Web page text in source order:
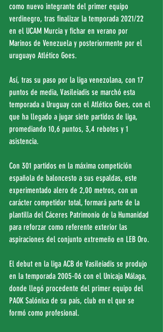
como nuevo integrante del primer equipo
verdinegro, tras finalizar la temporada 2021/22
en el UCAM Murcia y fichar en verano por
Marinos de Venezuela y posteriormente por el
uruguayo Atlético Goes.
Así, tras su paso por la liga venezolana, con 17
puntos de media, Vasileiadis se marchó esta
temporada a Uruguay con el Atlético Goes, con el
que ha llegado a jugar siete partidos de liga,
promediando 10,6 puntos, 3,4 rebotes y 1
asistencia.
Con 301 partidos en la máxima competición
española de baloncesto a sus espaldas, este
experimentado alero de 2,00 metros, con un
carácter competidor total, formará parte de la
plantilla del Cáceres Patrimonio de la Humanidad
para reforzar como referente exterior las
aspiraciones del conjunto extremeño en LEB Oro.
El debut en la liga ACB de Vasileiadis se produjo
en la temporada 2005-06 con el Unicaja Málaga,
donde llegó procedente del primer equipo del
PAOK Salónica de su país, club en el que se
formó como profesional.